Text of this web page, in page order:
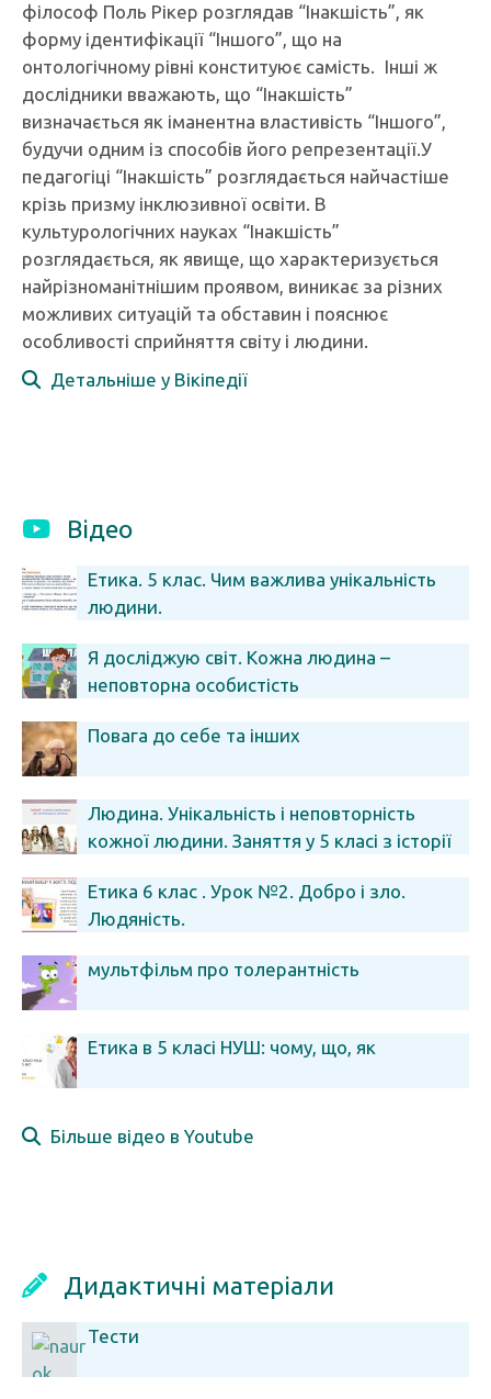
філософ Поль Рікер розглядав “Інакшість”, як
форму ідентифікації “Іншого”, що на
онтологічному рівні конституює самість. Інші ж
дослідники вважають, що “Інакшість”
визначається як іманентна властивість “Іншого”,
будучи одним із способів його репрезентації.У
педагогіці “Інакшість” розглядається найчастіше
крізь призму інклюзивної освіти. В
культурологічних науках “Інакшість”
розглядається, як явище, що характеризується
найрізноманітнішим проявом, виникає за різних
можливих ситуацій та обставин і пояснює
особливості сприйняття світу і людини.
Детальніше у Вікіпедії
Відео
Етика. 5 клас. Чим важлива унікальність
людини.
Я досліджую світ. Кожна людина –
неповторна особистість
Повага до себе та інших
Людина. Унікальність і неповторність
кожної людини. Заняття у 5 класі з історії
Етика 6 клас . Урок №2. Добро і зло.
Людяність.
мультфільм про толерантність
Етика в 5 класі НУШ: чому, що, як
Більше відео в Youtube
Дидактичні матеріали
Тести